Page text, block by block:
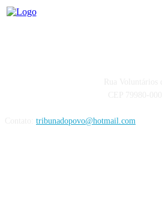
tribunadopovo@hotmail.com